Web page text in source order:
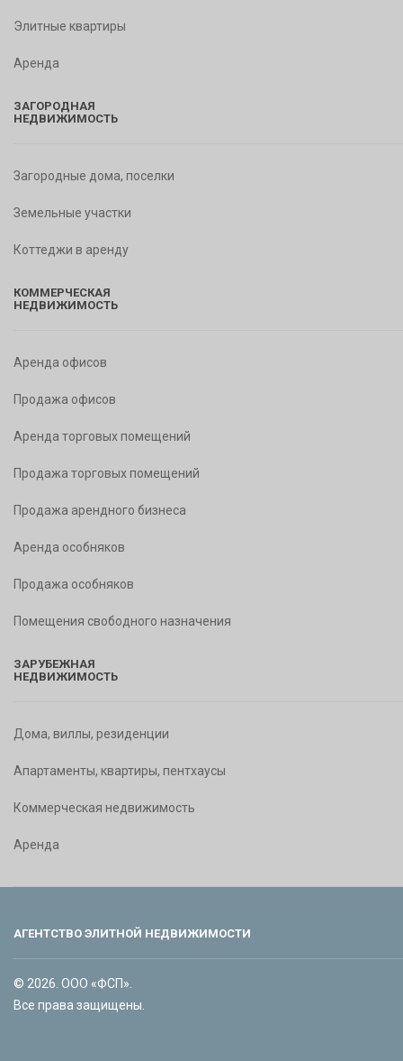
Элитные квартиры
Аренда
ЗАГОРОДНАЯ
НЕДВИЖИМОСТЬ
Загородные дома, поселки
Земельные участки
Коттеджи в аренду
КОММЕРЧЕСКАЯ
НЕДВИЖИМОСТЬ
Аренда офисов
Продажа офисов
Аренда торговых помещений
Продажа торговых помещений
Продажа арендного бизнеса
Аренда особняков
Продажа особняков
Помещения свободного назначения
ЗАРУБЕЖНАЯ
НЕДВИЖИМОСТЬ
Дома, виллы, резиденции
Апартаменты, квартиры, пентхаусы
Коммерческая недвижимость
Аренда
АГЕНТСТВО ЭЛИТНОЙ НЕДВИЖИМОСТИ
© 2026. ООО «ФСП».
Все права защищены.